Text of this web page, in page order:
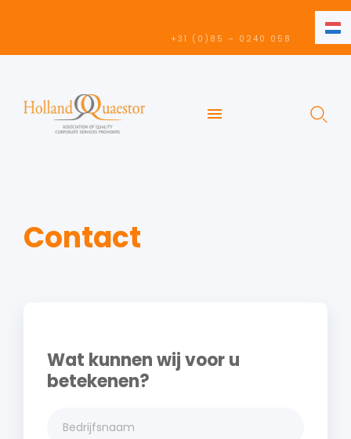
+31 (0)85 – 0240 058
NL
Contact
Wat kunnen wij voor u
betekenen?